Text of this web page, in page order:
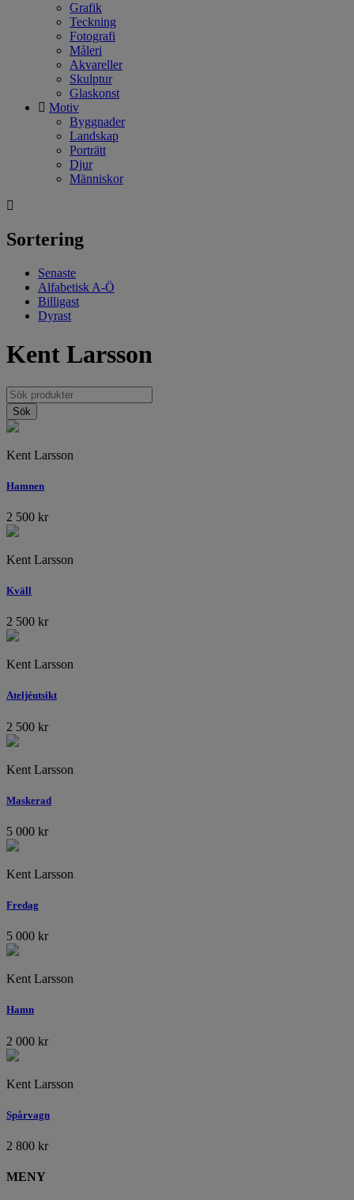
Grafik
Teckning
Fotografi
Måleri
Akvareller
Skulptur
Glaskonst
Motiv
Byggnader
Landskap
Porträtt
Djur
Människor
Sortering
Senaste
Alfabetisk A-Ö
Billigast
Dyrast
Kent Larsson
Kent Larsson
Hamnen
2 500 kr
Kent Larsson
Kväll
2 500 kr
Kent Larsson
Ateljéutsikt
2 500 kr
Kent Larsson
Maskerad
5 000 kr
Kent Larsson
Fredag
5 000 kr
Kent Larsson
Hamn
2 000 kr
Kent Larsson
Spårvagn
2 800 kr
MENY